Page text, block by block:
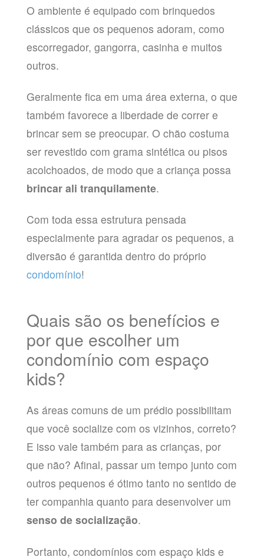
O ambiente é equipado com brinquedos
clássicos que os pequenos adoram, como
escorregador, gangorra, casinha e muitos
outros.
Geralmente fica em uma área externa, o que
também favorece a liberdade de correr e
brincar sem se preocupar. O chão costuma
ser revestido com grama sintética ou pisos
acolchoados, de modo que a criança possa
brincar ali tranquilamente.
Com toda essa estrutura pensada
especialmente para agradar os pequenos, a
diversão é garantida dentro do próprio
condomínio!
Quais são os benefícios e
por que escolher um
condomínio com espaço
kids?
As áreas comuns de um prédio possibilitam
que você socialize com os vizinhos, correto?
E isso vale também para as crianças, por
que não? Afinal, passar um tempo junto com
outros pequenos é ótimo tanto no sentido de
ter companhia quanto para desenvolver um
senso de socialização.
Portanto, condomínios com espaço kids e